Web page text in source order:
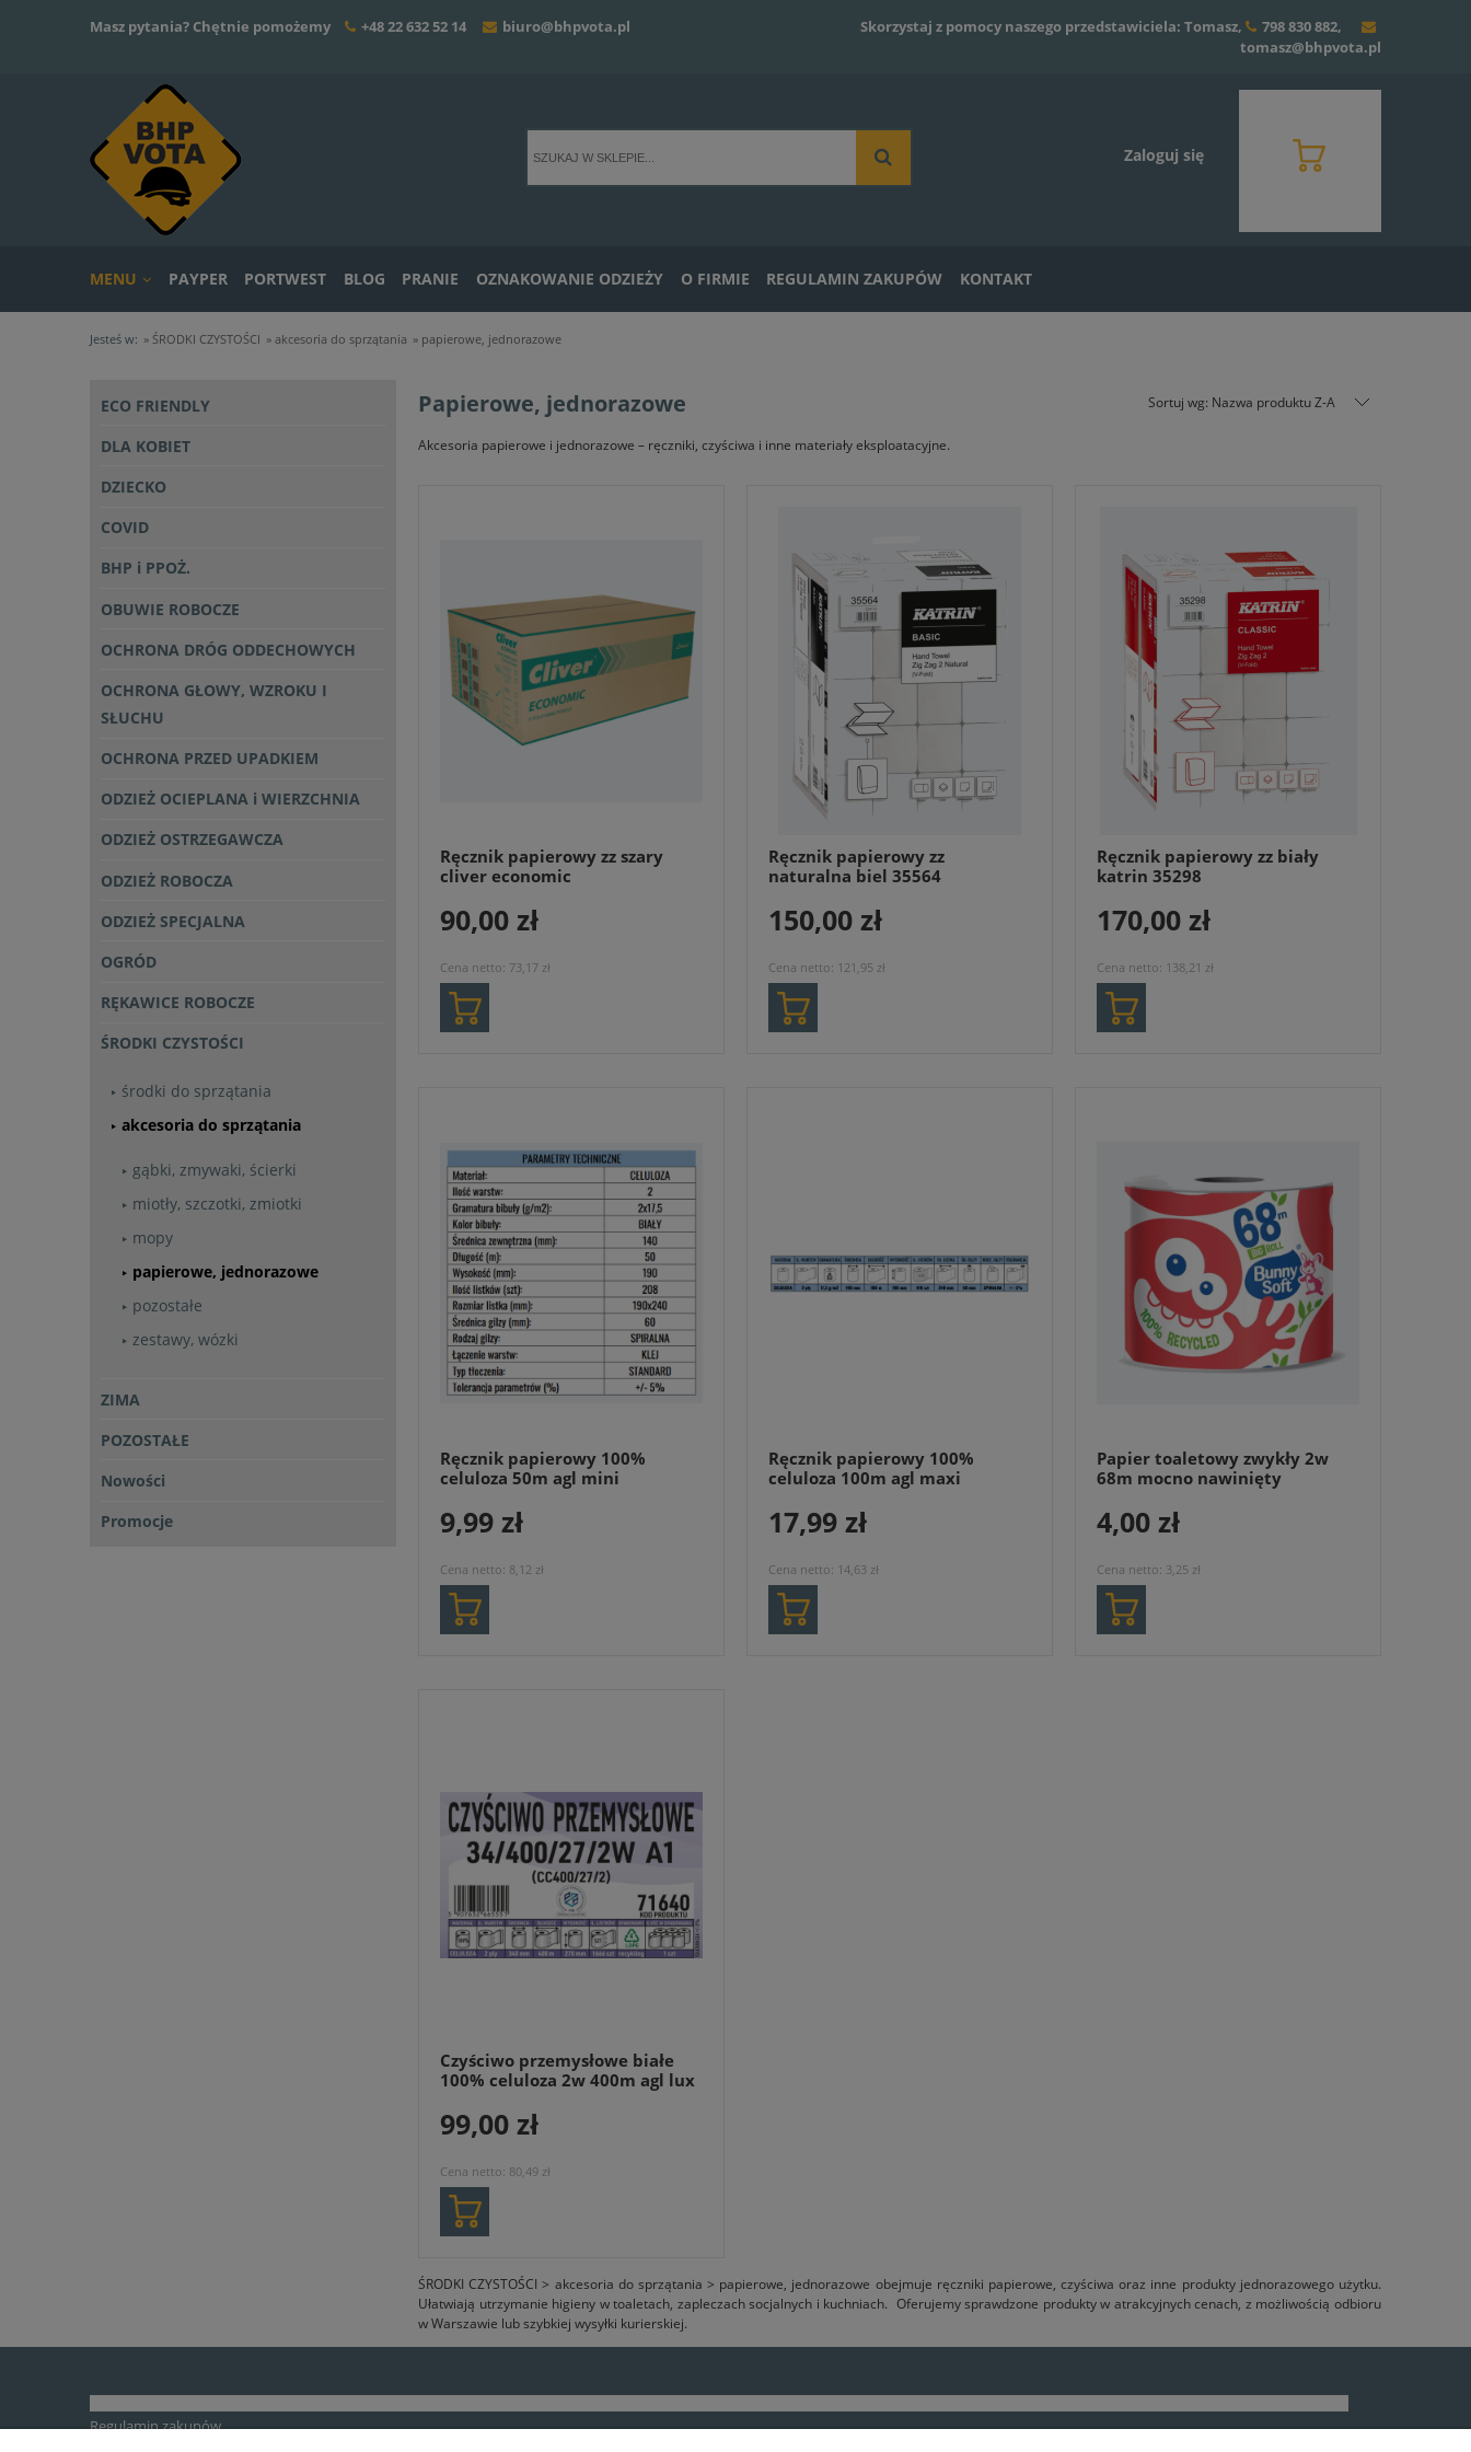
Masz pytania? Chętnie pomożemy +48 22 632 52 14 biuro@bhpvota.pl Skorzystaj z pomocy naszego przedstawiciela: Tomasz, 798 830 882,
tomasz@bhpvota.pl
Zaloguj się
MENU PAYPER PORTWEST BLOG PRANIE OZNAKOWANIE ODZIEŻY O FIRMIE REGULAMIN ZAKUPÓW KONTAKT
Jesteś w: » ŚRODKI CZYSTOŚCI » akcesoria do sprzątania » papierowe, jednorazowe
ECO FRIENDLY
DLA KOBIET
DZIECKO
COVID
BHP i PPOŻ.
OBUWIE ROBOCZE
OCHRONA DRÓG ODDECHOWYCH
OCHRONA GŁOWY, WZROKU I
SŁUCHU
OCHRONA PRZED UPADKIEM
ODZIEŻ OCIEPLANA i WIERZCHNIA
ODZIEŻ OSTRZEGAWCZA
ODZIEŻ ROBOCZA
ODZIEŻ SPECJALNA
OGRÓD
RĘKAWICE ROBOCZE
ŚRODKI CZYSTOŚCI
środki do sprzątania
akcesoria do sprzątania
gąbki, zmywaki, ścierki
miotły, szczotki, zmiotki
mopy
papierowe, jednorazowe
pozostałe
zestawy, wózki
ZIMA
POZOSTAŁE
Nowości
Promocje
Papierowe, jednorazowe Sortuj wg: Nazwa produktu Z-A
Akcesoria papierowe i jednorazowe – ręczniki, czyściwa i inne materiały eksploatacyjne.
Ręcznik papierowy zz szary
cliver economic
90,00 zł
Cena netto: 73,17 zł
Ręcznik papierowy zz
naturalna biel 35564
150,00 zł
Cena netto: 121,95 zł
Ręcznik papierowy zz biały
katrin 35298
170,00 zł
Cena netto: 138,21 zł
Ręcznik papierowy 100%
celuloza 50m agl mini
9,99 zł
Cena netto: 8,12 zł
Ręcznik papierowy 100%
celuloza 100m agl maxi
17,99 zł
Cena netto: 14,63 zł
Papier toaletowy zwykły 2w
68m mocno nawinięty
4,00 zł
Cena netto: 3,25 zł
Czyściwo przemysłowe białe
100% celuloza 2w 400m agl lux
99,00 zł
Cena netto: 80,49 zł
ŚRODKI CZYSTOŚCI > akcesoria do sprzątania > papierowe, jednorazowe obejmuje ręczniki papierowe, czyściwa oraz inne produkty jednorazowego użytku.
Ułatwiają utrzymanie higieny w toaletach, zapleczach socjalnych i kuchniach. Oferujemy sprawdzone produkty w atrakcyjnych cenach, z możliwością odbioru
w Warszawie lub szybkiej wysyłki kurierskiej.
Regulamin zakupów